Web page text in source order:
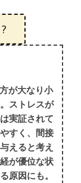
が大なり小
ストレスが
実証されて
すく、間接
えると考え
が優位な状
原因にも。